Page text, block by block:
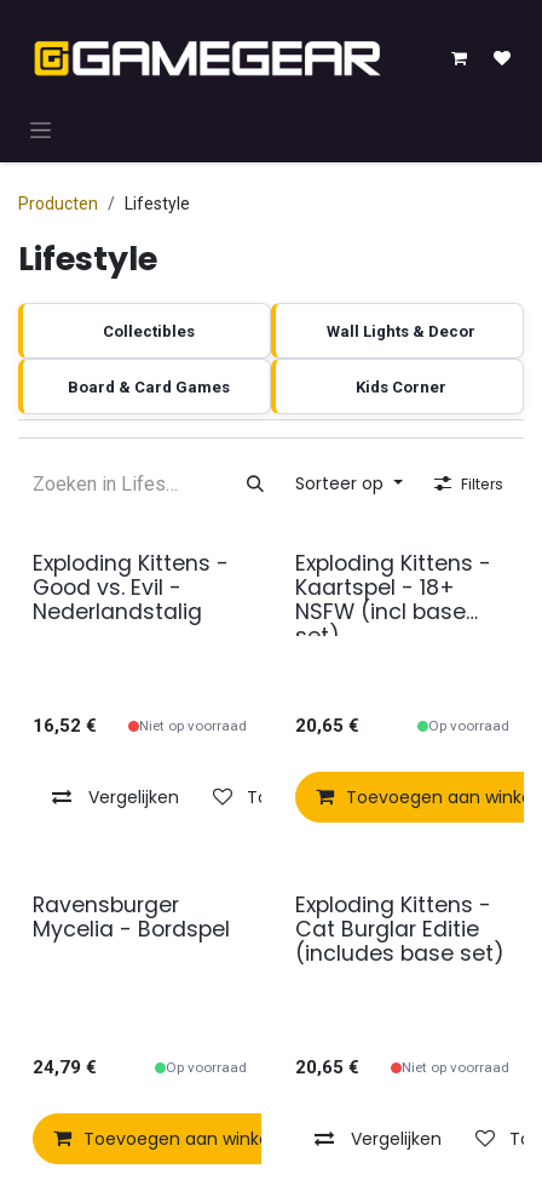
Producten Lifestyle
Lifestyle
Collectibles Wall Lights & Decor
Board & Card Games Kids Corner
Sorteer op Filters
Exploding Kittens -
Good vs. Evil -
Nederlandstalig
16,52 € Niet op voorraad
Vergelijken Toevoegen aan verlanglijst
Exploding Kittens -
Kaartspel - 18+
NSFW (incl base
set)
20,65 € Op voorraad
Toevoegen aan
Ravensburger
Mycelia - Bordspel
24,79 € Op voorraad
Toevoegen aan winkelmandje Vergelijken
Exploding Kittens -
Cat Burglar Editie
(includes base set)
20,65 € Niet op voorraad
Vergelijken